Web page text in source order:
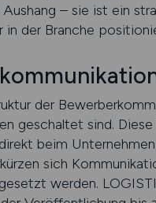
– sie ist ein
in der Branche
der
geschaltet sind. Diese
beim
sich
werden.